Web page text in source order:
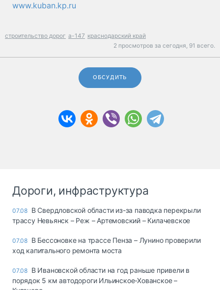
www.kuban.kp.ru
строительство дорог а-147 краснодарский край
2 просмотров за сегодня, 91 всего.
ОБСУДИТЬ
Дороги, инфраструктура
07.08 В Свердловской области из-за паводка перекрыли
трассу Невьянск – Реж – Артемовский – Килачевское
07.08 В Бессоновке на трассе Пенза – Лунино проверили
ход капитального ремонта моста
07.08 В Ивановской области на год раньше привели в
порядок 5 км автодороги Ильинское-Хованское –